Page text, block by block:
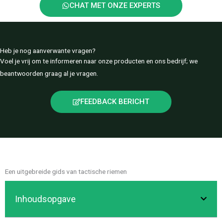
CHAT MET ONZE EXPERTS
Heb je nog aanverwante vragen?
Voel je vrij om te informeren naar onze producten en ons bedrijf; we
beantwoorden graag al je vragen.
FEEDBACK BERICHT
Een uitgebreide gids van tactische riemen
Inhoudsopgave